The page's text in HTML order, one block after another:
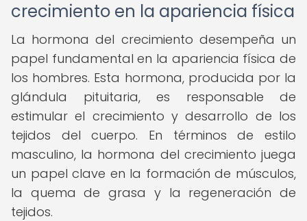
crecimiento en la apariencia física
La hormona del crecimiento desempeña un
papel fundamental en la apariencia física de
los hombres. Esta hormona, producida por la
glándula pituitaria, es responsable de
estimular el crecimiento y desarrollo de los
tejidos del cuerpo. En términos de estilo
masculino, la hormona del crecimiento juega
un papel clave en la formación de músculos,
la quema de grasa y la regeneración de
tejidos.